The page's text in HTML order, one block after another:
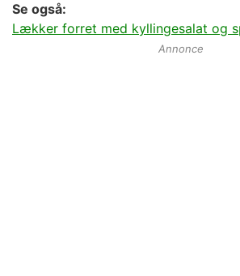
Se også:
Lækker forret med kyllingesalat og
Annonce